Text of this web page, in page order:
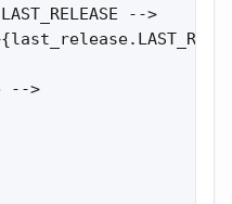
-->
-->